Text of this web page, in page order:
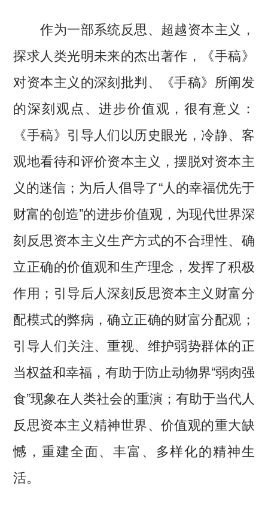
作为一部系统反思、超越资本主义，
探求人类光明未来的杰出著作，《手稿》
对资本主义的深刻批判、《手稿》所阐发
的深刻观点、进步价值观，很有意义：
《手稿》引导人们以历史眼光，冷静、客
观地看待和评价资本主义，摆脱对资本主
义的迷信；为后人倡导了“人的幸福优先于
财富的创造”的进步价值观，为现代世界深
刻反思资本主义生产方式的不合理性、确
立正确的价值观和生产理念，发挥了积极
作用；引导后人深刻反思资本主义财富分
配模式的弊病，确立正确的财富分配观；
引导人们关注、重视、维护弱势群体的正
当权益和幸福，有助于防止动物界“弱肉强
食”现象在人类社会的重演；有助于当代人
反思资本主义精神世界、价值观的重大缺
憾，重建全面、丰富、多样化的精神生
活。